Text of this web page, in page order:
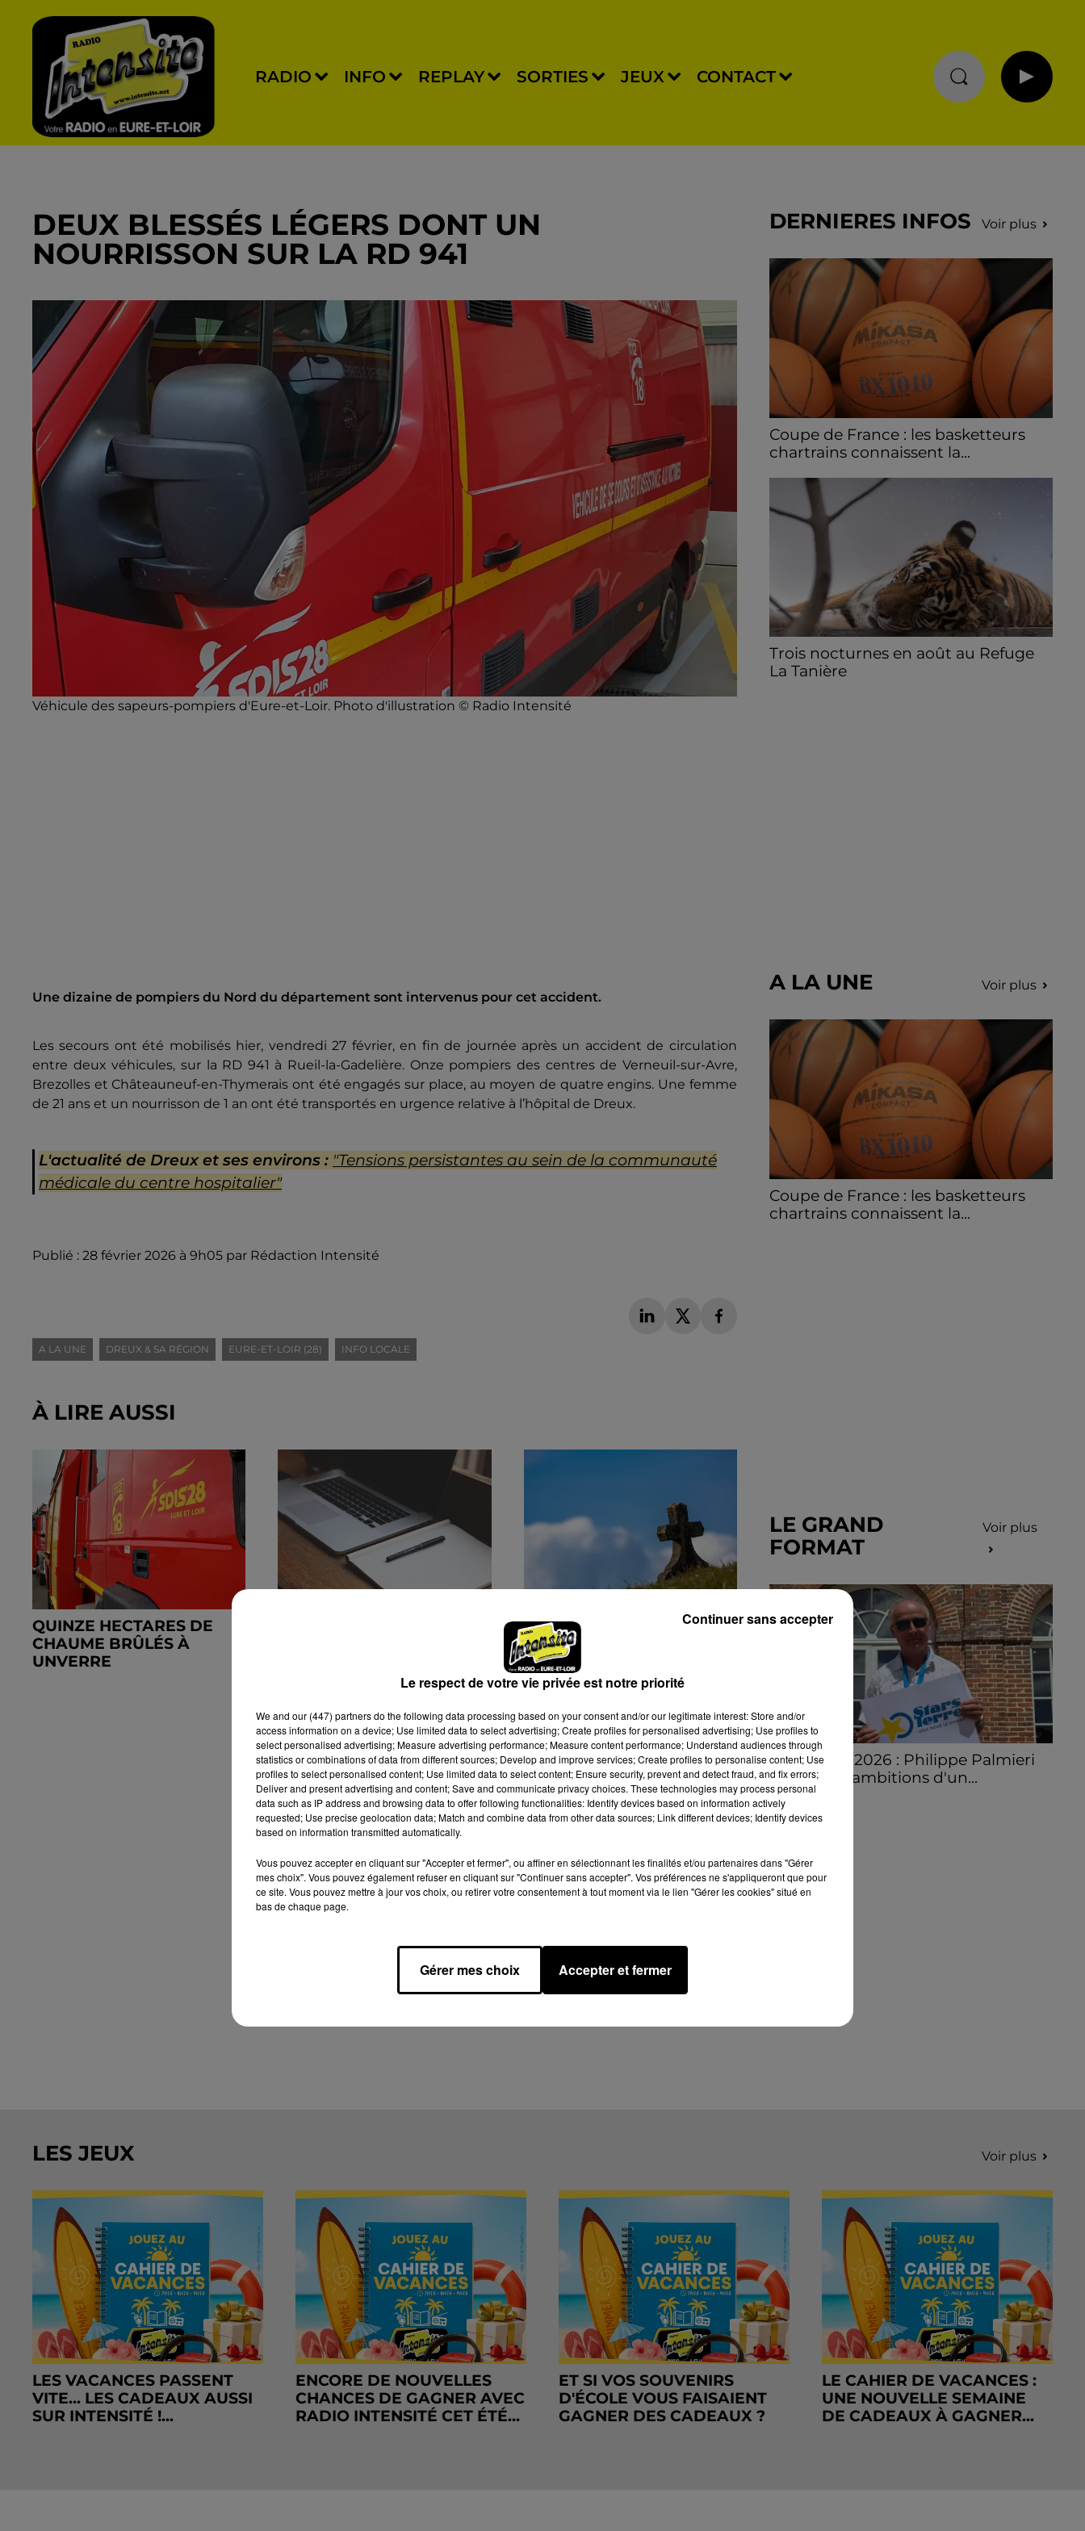
RADIO INFO REPLAY SORTIES JEUX CONTACT
DEUX BLESSÉS LÉGERS DONT UN
NOURRISSON SUR LA RD 941
Véhicule des sapeurs-pompiers d'Eure-et-Loir. Photo d'illustration © Radio Intensité
Une dizaine de pompiers du Nord du département sont intervenus pour cet accident.
Les secours ont été mobilisés hier, vendredi 27 février, en fin de journée après un accident de circulation
entre deux véhicules, sur la RD 941 à Rueil-la-Gadelière. Onze pompiers des centres de Verneuil-sur-Avre,
Brezolles et Châteauneuf-en-Thymerais ont été engagés sur place, au moyen de quatre engins. Une femme
de 21 ans et un nourrisson de 1 an ont été transportés en urgence relative à l’hôpital de Dreux.
L'actualité de Dreux et ses environs : "Tensions persistantes au sein de la communauté
médicale du centre hospitalier"
Publié : 28 février 2026 à 9h05 par Rédaction Intensité
A LA UNE DREUX & SA RÉGION EURE-ET-LOIR (28) INFO LOCALE
À LIRE AUSSI
QUINZE HECTARES DE
CHAUME BRÛLÉS À
UNVERRE
DES VOLS À RÉPÉTITION
DANS LE CIMETIÈRE DE
THIRON-GARDAIS
DERNIERES INFOS Voir plus
Coupe de France : les basketteurs
chartrains connaissent la...
région Centre à l'occasion des 32es de finale
de la Coupe de France.
Trois nocturnes en août au Refuge
La Tanière
A LA UNE Voir plus
Coupe de France : les basketteurs
chartrains connaissent la...
LE GRAND
FORMAT
Voir plus
Stars'Terre 2026 : Philippe Palmieri
dévoile les ambitions d'un...
À quelques semaines de la première
édition de Stars'Terre, organisée du 18 au 20
LES JEUX Voir plus
LES VACANCES PASSENT
VITE... LES CADEAUX AUSSI
SUR INTENSITÉ !...
ENCORE DE NOUVELLES
CHANCES DE GAGNER AVEC
RADIO INTENSITÉ CET ÉTÉ...
ET SI VOS SOUVENIRS
D'ÉCOLE VOUS FAISAIENT
GAGNER DES CADEAUX ?
LE CAHIER DE VACANCES :
UNE NOUVELLE SEMAINE
DE CADEAUX À GAGNER...
Le respect de votre vie privée est notre priorité
We and our (447) partnersdo the following data processing based on your consent and/or our legitimate interest: Store and/or
access information on a device; Use limited data to select advertising; Create profiles for personalised advertising; Use profiles to
select personalised advertising; Measure advertising performance; Measure content performance; Understand audiences through
statistics or combinations of data from different sources; Develop and improve services; Create profiles to personalise content; Use
profiles to select personalised content; Use limited data to select content; Ensure security, prevent and detect fraud, and fix errors;
Deliver and present advertising and content; Save and communicate privacy choices. These technologies may process personal
data such as IP address and browsing data to offer following functionalities: Identify devices based on information actively
requested; Use precise geolocation data; Match and combine data from other data sources; Link different devices; Identify devices
based on information transmitted automatically.
Vous pouvez accepter en cliquant sur "Accepter et fermer", ou affiner en sélectionnant les finalités et/ou partenaires dans "Gérer
mes choix". Vous pouvez également refuser en cliquant sur "Continuer sans accepter". Vos préférences ne s'appliqueront que pour
ce site. Vous pouvez mettre à jour vos choix, ou retirer votre consentement à tout moment via le lien "Gérer les cookies" situé en
bas de chaque page.
Gérer mes choix Accepter et fermer
Continuer sans accepter